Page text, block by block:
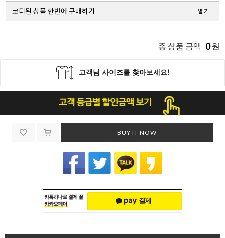
코디된 상품 한번에 구매하기 열기
총 상품 금액 0원
BUY IT NOW